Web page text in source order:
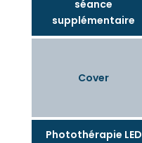
séance
supplémentaire
Cover
Photothérapie LED